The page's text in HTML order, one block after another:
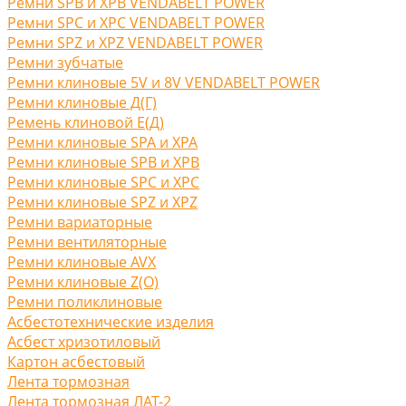
Ремни SPC и XPC VENDABELT POWER
Ремни SPZ и XPZ VENDABELT POWER
Ремни зубчатые
Ремни клиновые 5V и 8V VENDABELT POWER
Ремни клиновые Д(Г)
Ремень клиновой Е(Д)
Ремни клиновые SPA и XPA
Ремни клиновые SPB и XPB
Ремни клиновые SPC и XPC
Ремни клиновые SPZ и XPZ
Ремни вариаторные
Ремни вентиляторные
Ремни клиновые AVX
Ремни клиновые Z(O)
Ремни поликлиновые
Асбестотехнические изделия
Асбест хризотиловый
Картон асбестовый
Лента тормозная
Лента тормозная ЛАТ-2